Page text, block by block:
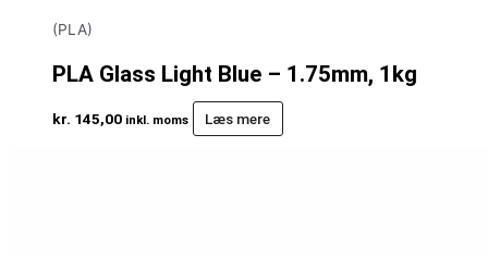
(PLA)
PLA Glass Light Blue – 1.75mm, 1kg
kr. 145,00 inkl. moms Læs mere